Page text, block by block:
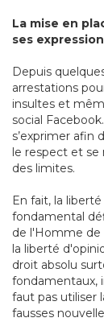
La mise en
ses
Depuis
arrestations
insultes et
social
s’exprimer afin
le respect et se
des limites.
En fait, la
fondamental
de l'Homme de
la liberté
droit absolu
fondamentaux,
faut pas utiliser
fausses